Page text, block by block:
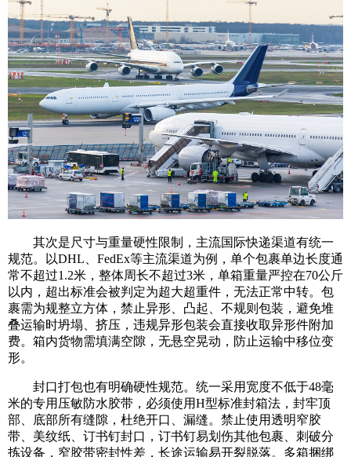
其次是尺寸与重量硬性限制，主流国际快递渠道有统一
规范。以DHL、FedEx等主流渠道为例，单个包裹单边长度通
常不超过1.2米，整体周长不超过3米，单箱重量严控在70公斤
以内，超出标准会被判定为超大超重件，无法正常中转。包
裹需为规整立方体，禁止异形、凸起、不规则包装，避免堆
叠运输时坍塌、挤压，违规异形包装会直接收取异形件附加
费。箱内货物需填满空隙，无悬空晃动，防止运输中移位变
形。
封口打包也有明确硬性规范。统一采用宽度不低于48毫
米的专用压敏防水胶带，必须使用H型标准封箱法，封牢顶
部、底部所有缝隙，杜绝开口、漏缝。禁止使用透明窄胶
带、美纹纸、订书钉封口，订书钉易划伤其他包裹、刺破分
拣设备，窄胶带密封性差，长途运输易开裂脱落。多箱捆绑